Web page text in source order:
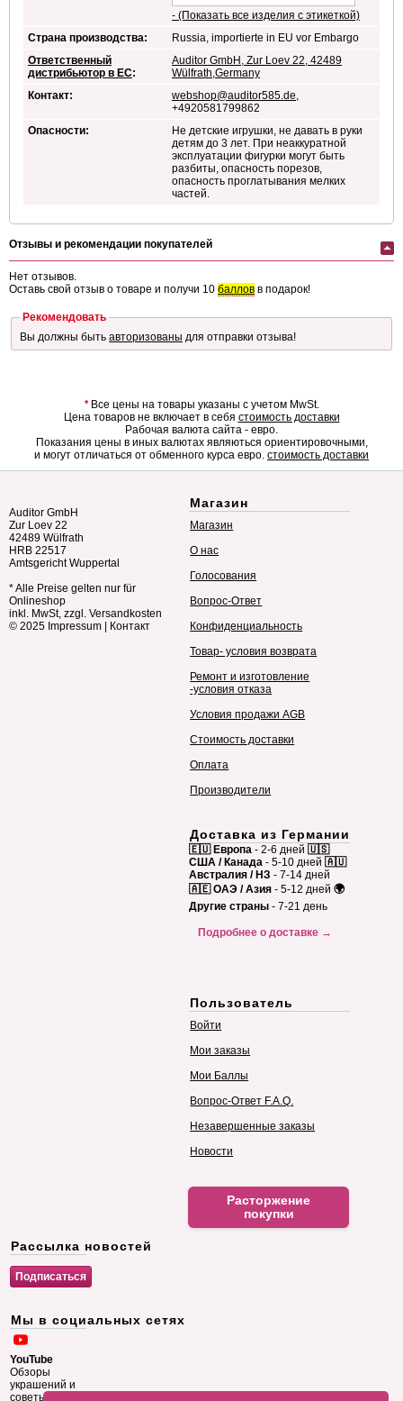
- (Показать все изделия с этикеткой)
Страна производства:
Russia, importierte in EU vor Embargo
Ответственный
дистрибьютор в ЕС:
Auditor GmbH, Zur Loev 22, 42489
Wülfrath,Germany
Контакт:
webshop@auditor585.de,
+4920581799862
Опасности:
Не детские игрушки, не давать в руки
детям до 3 лет. При неаккуратной
эксплуатации фигурки могут быть
разбиты, опасность порезов,
опасность проглатывания мелких
частей.
Отзывы и рекомендации покупателей
Нет отзывов.
Оставь свой отзыв о товаре и получи 10 баллов в подарок!
Рекомендовать
Вы должны быть авторизованы для отправки отзыва!
*Все цены на товары указаны с учетом MwSt.
Цена товаров не включает в себя стоимость доставки
Рабочая валюта сайта - евро.
Показания цены в иных валютах являються ориентировочными,
и могут отличаться от обменного курса евро. стоимость доставки
Auditor GmbH
Zur Loev 22
42489 Wülfrath
HRB 22517
Amtsgericht Wuppertal
* Alle Preise gelten nur für
Onlineshop
inkl. MwSt, zzgl. Versandkosten
© 2025 Impressum Контакт
Магазин
Магазин
О нас
Голосования
Вопрос-Ответ
Конфиденциальность
Товар- условия возврата
Ремонт и изготовление
-условия отказа
Условия продажи AGB
Стоимость доставки
Оплата
Производители
Доставка из Германии
🇪🇺 Европа - 2-6 дней 🇺🇸
США / Канада - 5-10 дней 🇦🇺
Австралия / НЗ - 7-14 дней
🇦🇪 ОАЭ / Азия - 5-12 дней 🌍
Другие страны - 7-21 день
Подробнее о доставке →
Пользователь
Войти
Мои заказы
Мои Баллы
Вопрос-Ответ F.A.Q.
Незавершенные заказы
Новости
Расторжение
покупки
Рассылка новостей
Мы в социальных сетях
YouTube
Обзоры
украшений и
советы